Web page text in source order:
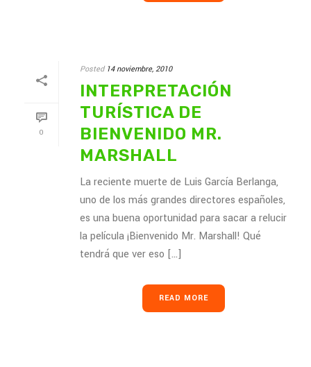
0
Posted 14 noviembre, 2010
INTERPRETACIÓN
TURÍSTICA DE
BIENVENIDO MR.
MARSHALL
La reciente muerte de Luis García Berlanga,
uno de los más grandes directores españoles,
es una buena oportunidad para sacar a relucir
la película ¡Bienvenido Mr. Marshall! Qué
tendrá que ver eso [...]
READ MORE